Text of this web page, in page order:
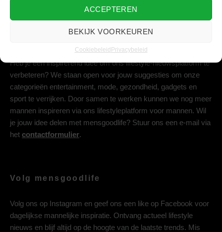
ACCEPTEREN
BEKIJK VOORKEUREN
Cookiebeleid Privacybeleid
Heb je een inspirerend idee om ons lifestyle-nieuwsplatform te
verbeteren? We staan open voor jouw suggesties om onze
categorieën entertainment, mode, gezondheid, gadgets en
sport te verrijken. Door samen te werken kunnen we nog meer
mannen inspireren via ons lifestyleplatform voor mannen. Wil
je jouw idee delen met mensgoodlife? Stuur ons een e-mail via
het contactformulier.
Volg mensgoodlife
Volg ons op Instagram en geef ons een like op Facebook voor
dagelijkse mannelijke inspiratie. Ontvang actueel lifestyle
nieuws en blijf altijd op de hoogte van de laatste trends. Mis